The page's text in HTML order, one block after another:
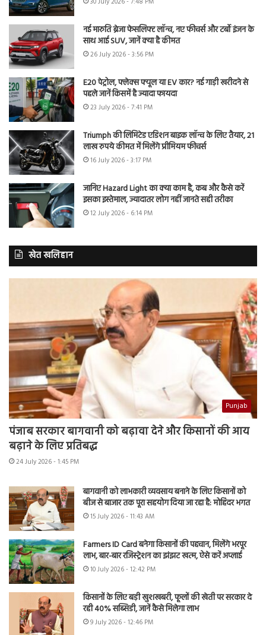
नई मारुति ब्रेजा फेसलिफ्ट लॉन्च, नए फीचर्स और टर्बो इंजन के
साथ आई SUV, जानें क्या है कीमत
26 July 2026 - 3:56 PM
E20 पेट्रोल, फ्लेक्स फ्यूल या EV कार? नई गाड़ी खरीदने से
पहले जानें किसमें है ज्यादा फायदा
23 July 2026 - 7:41 PM
Triumph की लिमिटेड एडिशन बाइक लॉन्च के लिए तैयार, 21
लाख रुपये कीमत में मिलेंगे प्रीमियम फीचर्स
16 July 2026 - 3:17 PM
जानिए Hazard Light का क्या काम है, कब और कैसे करें
इसका इस्तेमाल, ज्यादातर लोग नहीं जानते सही तरीका
12 July 2026 - 6:14 PM
खेत खलिहान
Punjab
पंजाब सरकार बागवानी को बढ़ावा देने और किसानों की आय
बढ़ाने के लिए प्रतिबद्ध
24 July 2026 - 1:45 PM
बागवानी को लाभकारी व्यवसाय बनाने के लिए किसानों को
बीज से बाजार तक पूरा सहयोग दिया जा रहा है: मोहिंदर भगत
15 July 2026 - 11:43 AM
Farmers ID Card बनेगा किसानों की पहचान, मिलेंगे भरपूर
लाभ, बार-बार रजिस्ट्रेशन का झंझट खत्म, ऐसे करें अप्लाई
10 July 2026 - 12:42 PM
किसानों के लिए बड़ी खुशखबरी, फूलों की खेती पर सरकार दे
रही 40% सब्सिडी, जानें कैसे मिलेगा लाभ
9 July 2026 - 12:46 PM